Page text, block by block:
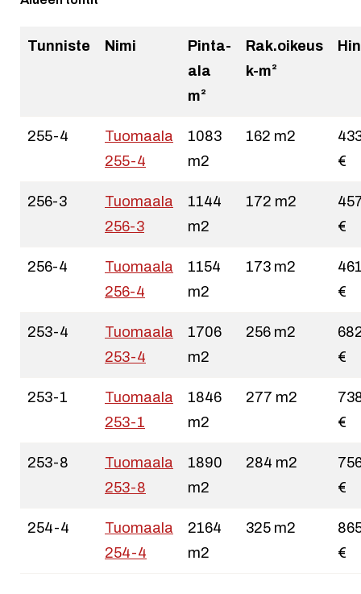
Tunniste Nimi
Pinta-
ala
m²
Rak.oikeus
k-m²
255-4
Tuomaala
255-4
1083
m2
162 m2
€
256-3
Tuomaala
256-3
1144
m2
172 m2
€
256-4
Tuomaala
256-4
1154
m2
173 m2
€
253-4
Tuomaala
253-4
1706
m2
256 m2
€
253-1
Tuomaala
253-1
1846
m2
277 m2
€
253-8
Tuomaala
253-8
1890
m2
284 m2
€
254-4
Tuomaala
254-4
2164
m2
325 m2
€